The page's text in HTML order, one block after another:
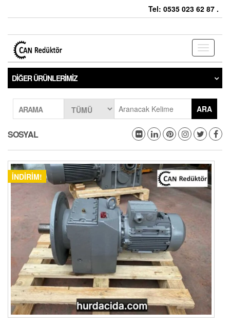
Tel: 0535 023 62 87 .
Toggle
DIĞER ÜRÜNLERIMIZ
ARAMA ARA
SOSYAL
İNDIRIM!